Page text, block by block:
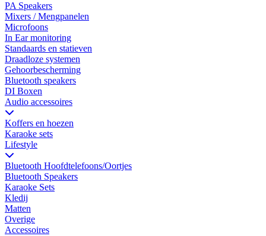
PA Speakers
Mixers / Mengpanelen
Microfoons
In Ear monitoring
Standaards en statieven
Draadloze systemen
Gehoorbescherming
Bluetooth speakers
DI Boxen
Audio accessoires
Koffers en hoezen
Karaoke sets
Lifestyle
Bluetooth Hoofdtelefoons/Oortjes
Bluetooth Speakers
Karaoke Sets
Kledij
Matten
Overige
Accessoires